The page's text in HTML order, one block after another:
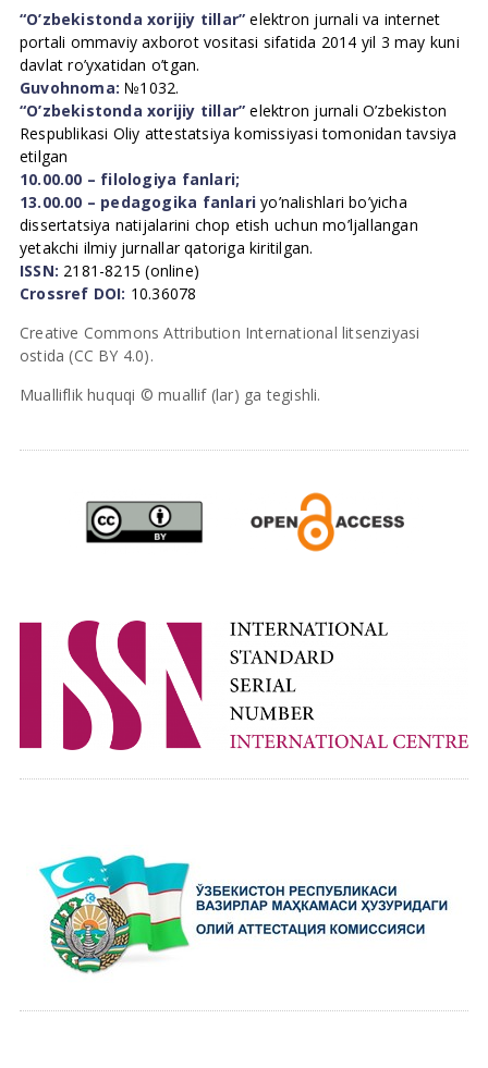
“O’zbekistonda xorijiy tillar” elektron jurnali va internet
portali ommaviy axborot vositasi sifatida 2014 yil 3 may kuni
davlat ro’yxatidan o’tgan.
Guvohnoma: №1032.
“O’zbekistonda xorijiy tillar” elektron jurnali O’zbekiston
Respublikasi Oliy attestatsiya komissiyasi tomonidan tavsiya
etilgan
10.00.00 – filologiya fanlari;
13.00.00 – pedagogika fanlari yo’nalishlari bo’yicha
dissertatsiya natijalarini chop etish uchun mo’ljallangan
yetakchi ilmiy jurnallar qatoriga kiritilgan.
ISSN: 2181-8215 (online)
Crossref DOI: 10.36078
Creative Commons Attribution International litsenziyasi
ostida (CC BY 4.0).
Mualliflik huquqi © muallif (lar) ga tegishli.